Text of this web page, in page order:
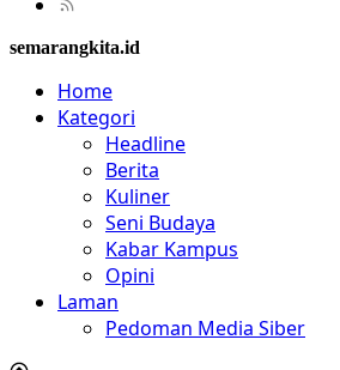
semarangkita.id
Home
Kategori
Headline
Berita
Kuliner
Seni Budaya
Kabar Kampus
Opini
Laman
Pedoman Media Siber